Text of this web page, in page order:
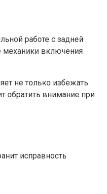
работе с задней
механики включения
не только избежать
обратить внимание при
исправность